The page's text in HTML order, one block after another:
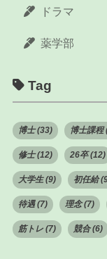
ドラマ
薬学部
Tag
博士 (33) 博士課程
修士 (12) 26卒 (12)
大学生 (9) 初任給
待遇 (7) 理念 (7)
筋トレ (7) 競合 (6)